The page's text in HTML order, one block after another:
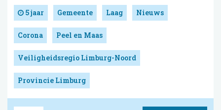
5 jaar Gemeente Laag Nieuws
Corona Peel en Maas
Veiligheidsregio Limburg-Noord
Provincie Limburg